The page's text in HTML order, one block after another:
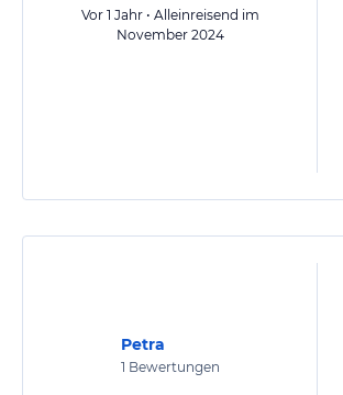
Vor 1 Jahr • Alleinreisend im
November 2024
Petra
1 Bewertungen